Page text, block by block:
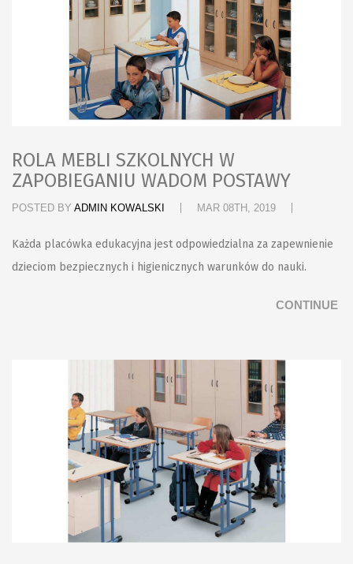
ROLA MEBLI SZKOLNYCH W
ZAPOBIEGANIU WADOM POSTAWY
POSTED BY ADMIN KOWALSKI MAR 08TH, 2019
Każda placówka edukacyjna jest odpowiedzialna za zapewnienie
dzieciom bezpiecznych i higienicznych warunków do nauki.
CONTINUE